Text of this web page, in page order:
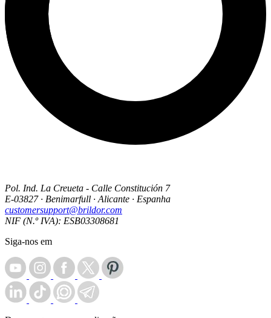
Pol. Ind. La Creueta - Calle Constitución 7
E-03827 · Benimarfull · Alicante · Espanha
customersupport@brildor.com
NIF (N.º IVA): ESB03308681
Siga-nos em